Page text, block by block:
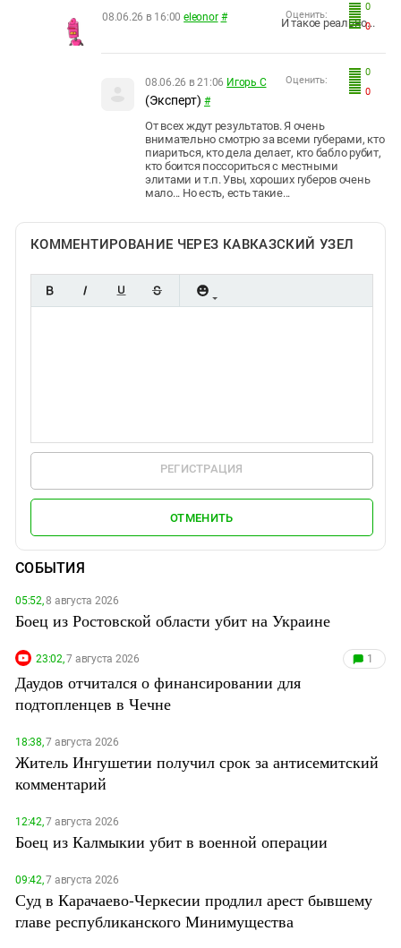
0
0
Оценить:
08.06.26 в 16:00 eleonor # И такое реально...
0
0
Оценить:
08.06.26 в 21:06 Игорь С
(Эксперт) #
От всех ждут результатов. Я очень
внимательно смотрю за всеми губерами, кто
пиариться, кто дела делает, кто бабло рубит,
кто боится поссориться с местными
элитами и т.п. Увы, хороших губеров очень
мало... Но есть, есть такие...
КОММЕНТИРОВАНИЕ ЧЕРЕЗ КАВКАЗСКИЙ УЗЕЛ
РЕГИСТРАЦИЯ
ОТМЕНИТЬ
СОБЫТИЯ
05:52,8 августа 2026
Боец из Ростовской области убит на Украине
23:02,7 августа 2026 1
Даудов отчитался о финансировании для
подтопленцев в Чечне
18:38,7 августа 2026
Житель Ингушетии получил срок за антисемитский
комментарий
12:42,7 августа 2026
Боец из Калмыкии убит в военной операции
09:42,7 августа 2026
Суд в Карачаево-Черкесии продлил арест бывшему
главе республиканского Минимущества